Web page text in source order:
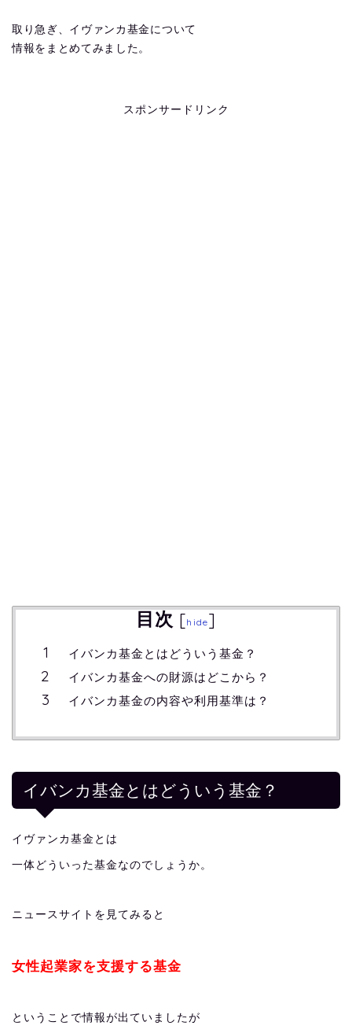
取り急ぎ、イヴァンカ基金について
情報をまとめてみました。
スポンサードリンク
目次 [hide]
イバンカ基金とはどういう基金？
イバンカ基金への財源はどこから？
イバンカ基金の内容や利用基準は？
イバンカ基金とはどういう基金？
イヴァンカ基金とは
一体どういった基金なのでしょうか。
ニュースサイトを見てみると
女性起業家を支援する基金
ということで情報が出ていましたが